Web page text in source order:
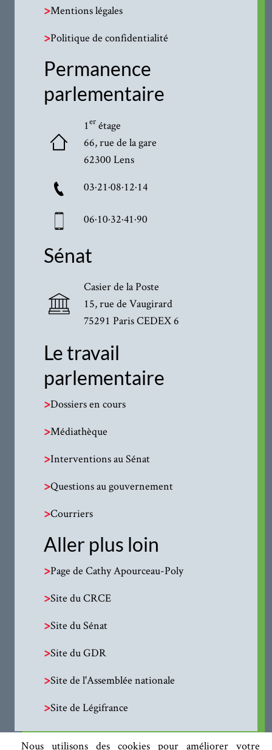
Nous utilisons des cookies pour améliorer votre
>Mentions légales
>Politique de confidentialité
Permanence
parlementaire
1erétage
66, rue de la gare
62300 Lens
03·21·08·12·14
06·10·32·41·90
Sénat
Casier de la Poste
15, rue de Vaugirard
75291 Paris CEDEX 6
Le travail
parlementaire
>Dossiers en cours
>Médiathèque
>Interventions au Sénat
>Questions au gouvernement
>Courriers
Aller plus loin
>Page de Cathy Apourceau-Poly
>Site du CRCE
>Site du Sénat
>Site du GDR
>Site de l'Assemblée nationale
>Site de Légifrance